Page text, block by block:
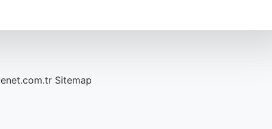
Sitemap